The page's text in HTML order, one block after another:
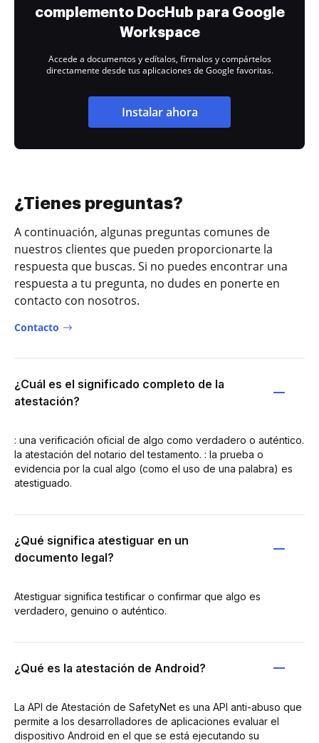
complemento DocHub para Google
Workspace
Accede a documentos y edítalos, fírmalos y compártelos
directamente desde tus aplicaciones de Google favoritas.
Instalar ahora
¿Tienes preguntas?
A continuación, algunas preguntas comunes de
nuestros clientes que pueden proporcionarte la
respuesta que buscas. Si no puedes encontrar una
respuesta a tu pregunta, no dudes en ponerte en
contacto con nosotros.
Contacto
¿Cuál es el significado completo de la
atestación?
: una verificación oficial de algo como verdadero o auténtico.
la atestación del notario del testamento. : la prueba o
evidencia por la cual algo (como el uso de una palabra) es
atestiguado.
¿Qué significa atestiguar en un
documento legal?
Atestiguar significa testificar o confirmar que algo es
verdadero, genuino o auténtico.
¿Qué es la atestación de Android?
La API de Atestación de SafetyNet es una API anti-abuso que
permite a los desarrolladores de aplicaciones evaluar el
dispositivo Android en el que se está ejecutando su